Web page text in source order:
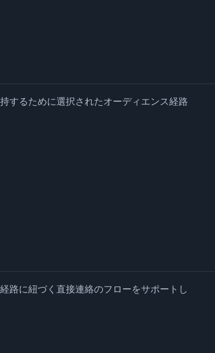
するために選択されたオーディエンス経路
路に紐づく直接連絡のフローをサポートし